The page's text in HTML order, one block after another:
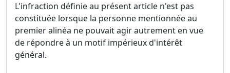
L'infraction définie au présent article n'est pas
constituée lorsque la personne mentionnée au
premier alinéa ne pouvait agir autrement en vue
de répondre à un motif impérieux d'intérêt
général.